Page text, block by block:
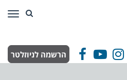
Facebook
YouTube
Instagram הרשמה לניוזלטר